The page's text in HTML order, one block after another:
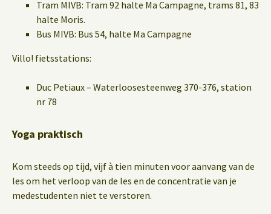
Tram MIVB: Tram 92 halte Ma Campagne, trams 81, 83
halte Moris.
Bus MIVB: Bus 54, halte Ma Campagne
Villo! fietsstations:
Duc Petiaux – Waterloosesteenweg 370-376, station
nr 78
Yoga praktisch
Kom steeds op tijd, vijf à tien minuten voor aanvang van de
les om het verloop van de les en de concentratie van je
medestudenten niet te verstoren.